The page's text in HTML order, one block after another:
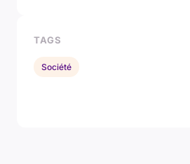
TAGS
Société